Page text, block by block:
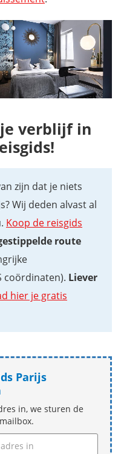
verblijf in
zijn dat je niets
Wij deden alvast al
Koop de reisgids
route
coördinaten). Liever
hier je gratis
Parijs
in, we sturen de